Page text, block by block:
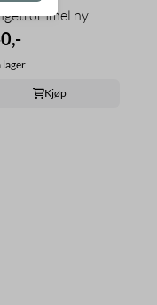
ny
lager
Kjøp